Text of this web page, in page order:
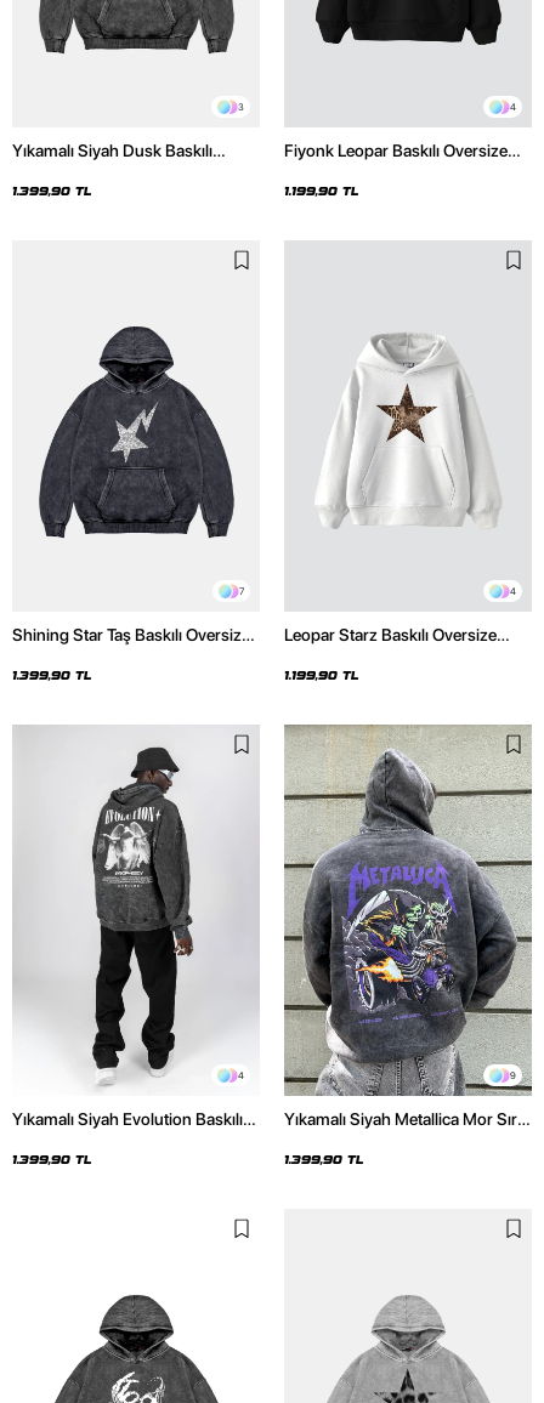
3
Yıkamalı Siyah Dusk Baskılı
1.399,90 TL
4
Fiyonk Leopar Baskılı Oversize
1.199,90 TL
7
Shining Star Taş Baskılı Oversize
Hoodie
1.399,90 TL
4
Leopar Starz Baskılı Oversize
1.199,90 TL
4
Yıkamalı Siyah Evolution Baskılı
Hoodie
1.399,90 TL
9
Yıkamalı Siyah Metallica Mor Sırt
Hoodie
1.399,90 TL